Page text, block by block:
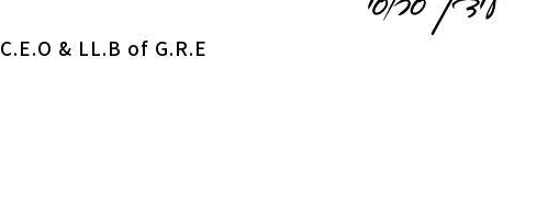
C.E.O & LL.B of G.R.E